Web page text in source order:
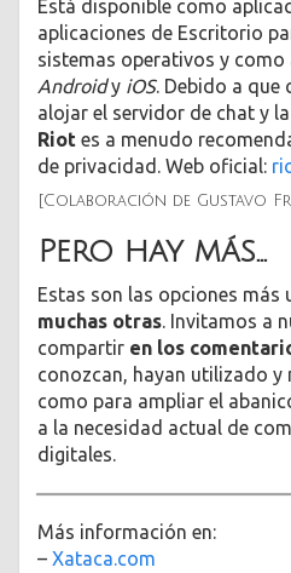
Está disponible como
aplicaciones de Escritorio
sistemas operativos y
Androidy iOS. Debido a que
alojar el servidor de chat y
Riot es a menudo
de privacidad. Web oficial:
[Colaboración de Gustavo
Pero hay más…
Estas son las opciones más
muchas otras. Invitamos a
compartir en los
conozcan, hayan utilizado y
como para ampliar el
a la necesidad actual de
digitales.
Más información en:
– Xataca.com